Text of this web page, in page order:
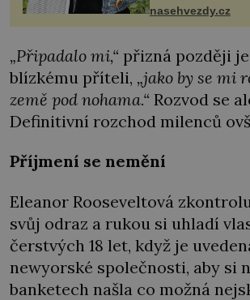
nasehvezdy.cz
„Připadalo mi,“ přizná později
blízkému příteli, „jako by se mi
země pod nohama.“ Rozvod se
Definitivní rozchod milenců
Příjmení se nemění
Eleanor Rooseveltová
svůj odraz a rukou si uhladí
čerstvých 18 let, když je
newyorské společnosti, aby si
banketech našla co možná